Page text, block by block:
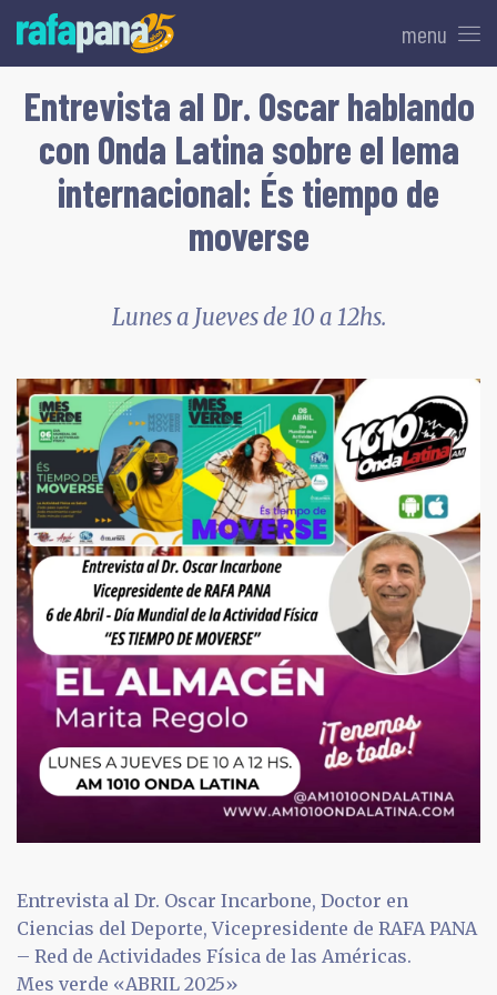
menu
Entrevista al Dr. Oscar hablando
con Onda Latina sobre el lema
internacional: És tiempo de
moverse
Lunes a Jueves de 10 a 12hs.
Entrevista al Dr. Oscar Incarbone, Doctor en
Ciencias del Deporte, Vicepresidente de RAFA PANA
– Red de Actividades Física de las Américas.
Mes verde «ABRIL 2025»